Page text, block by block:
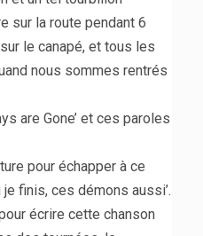
sur la route pendant 6
le canapé, et tous les
nous sommes rentrés
are Gone’ et ces paroles
pour échapper à ce
finis, ces démons aussi’.
écrire cette chanson